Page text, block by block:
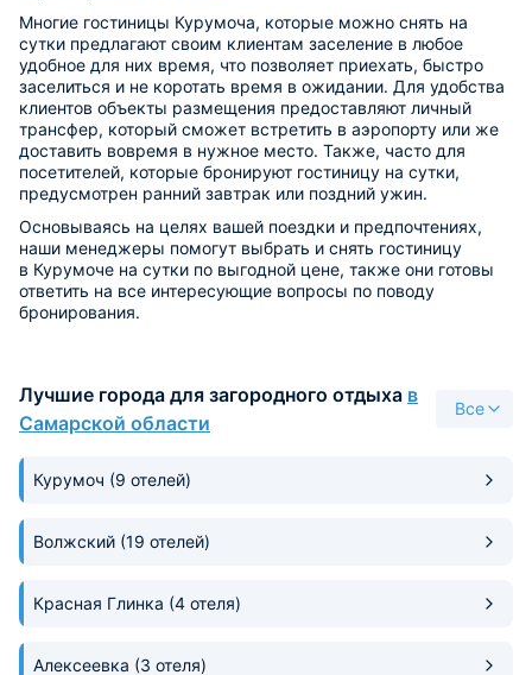
Многие гостиницы Курумоча, которые можно снять на
сутки предлагают своим клиентам заселение в любое
удобное для них время, что позволяет приехать, быстро
заселиться и не коротать время в ожидании. Для удобства
клиентов объекты размещения предоставляют личный
трансфер, который сможет встретить в аэропорту или же
доставить вовремя в нужное место. Также, часто для
посетителей, которые бронируют гостиницу на сутки,
предусмотрен ранний завтрак или поздний ужин.
Основываясь на целях вашей поездки и предпочтениях,
наши менеджеры помогут выбрать и снять гостиницу
в Курумоче на сутки по выгодной цене, также они готовы
ответить на все интересующие вопросы по поводу
бронирования.
Лучшие города для загородного отдыха в
Самарской области
Все
Курумоч (9 отелей)
Волжский (19 отелей)
Красная Глинка (4 отеля)
Алексеевка (3 отеля)